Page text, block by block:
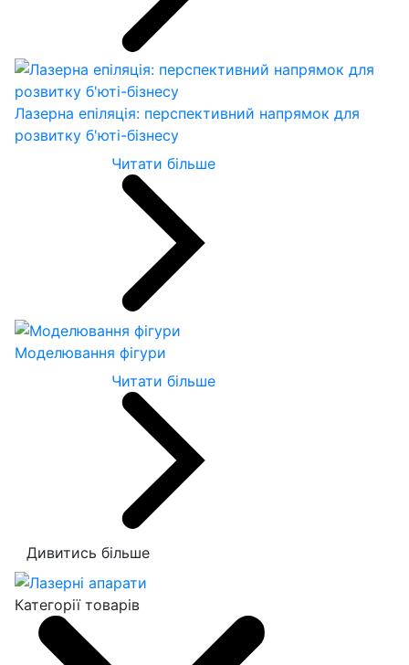
Лазерна епіляція: перспективний напрямок для
розвитку б'юті-бізнесу
Читати більше
Моделювання фігури
Читати більше
Дивитись більше
Категорії товарів